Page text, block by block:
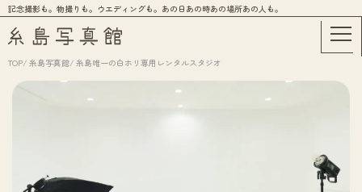
記念撮影も。物撮りも。ウエディングも。あの日あの時あの場所あの人も。
TOP/ 糸島写真館/ 糸島唯一の白ホリ専用レンタルスタジオ